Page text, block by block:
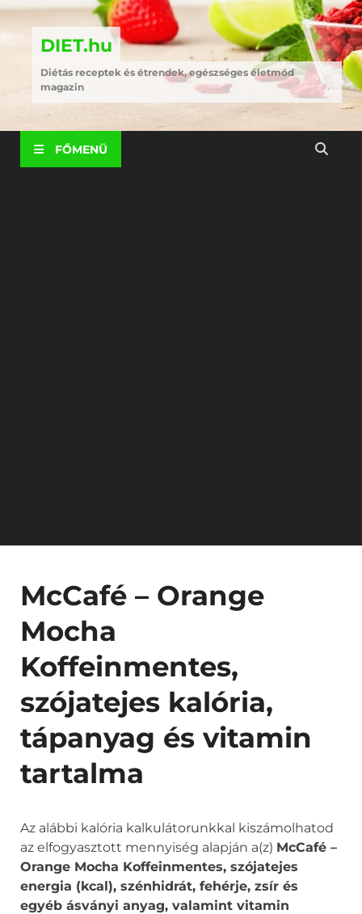
DIET.hu
Diétás receptek és étrendek, egészséges életmód
magazin
FŐMENÜ
McCafé – Orange
Mocha
Koffeinmentes,
szójatejes kalória,
tápanyag és vitamin
tartalma
Az alábbi kalória kalkulátorunkkal kiszámolhatod
az elfogyasztott mennyiség alapján a(z) McCafé –
Orange Mocha Koffeinmentes, szójatejes
energia (kcal), szénhidrát, fehérje, zsír és
egyéb ásványi anyag, valamint vitamin